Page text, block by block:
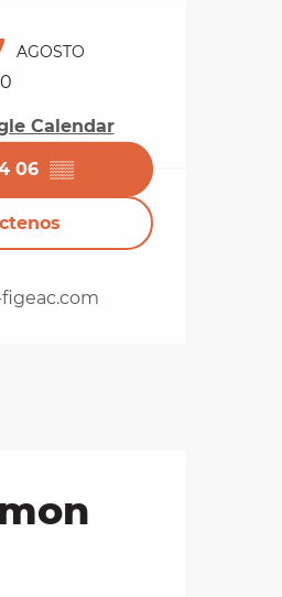
datos de
AGOSTO
Calendar
06 ▒▒